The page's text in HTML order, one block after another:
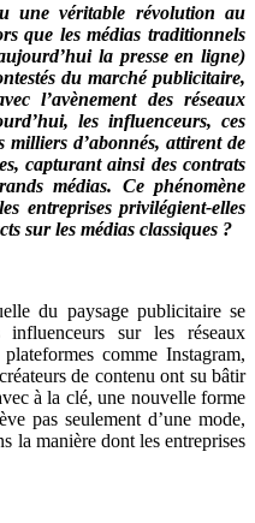
une véritable révolution au
que les médias traditionnels
la presse en ligne)
du marché publicitaire,
l’avènement des réseaux
les influenceurs, ces
milliers d’abonnés, attirent de
capturant ainsi des contrats
médias. Ce phénomène
entreprises privilégient-elles
sur les médias classiques ?
du paysage publicitaire se
influenceurs sur les réseaux
comme Instagram,
de contenu ont su bâtir
à la clé, une nouvelle forme
pas seulement d’une mode,
la manière dont les entreprises